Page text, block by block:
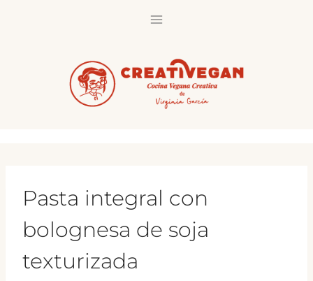
Pasta integral con
bolognesa de soja
texturizada